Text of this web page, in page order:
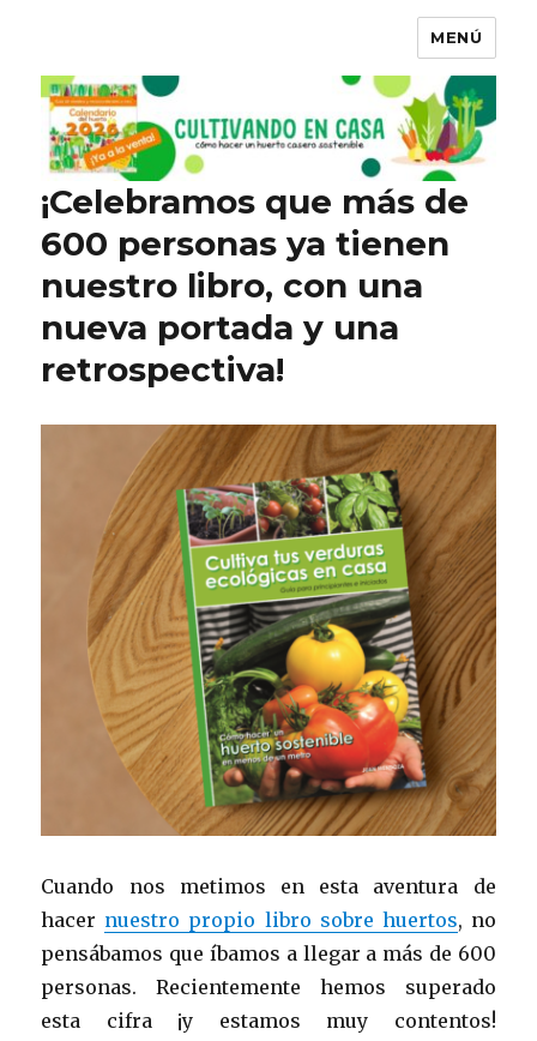
MENÚ
¡Celebramos que más de
600 personas ya tienen
nuestro libro, con una
nueva portada y una
retrospectiva!
Cuando nos metimos en esta aventura de
hacer nuestro propio libro sobre huertos, no
pensábamos que íbamos a llegar a más de 600
personas. Recientemente hemos superado
esta cifra ¡y estamos muy contentos!